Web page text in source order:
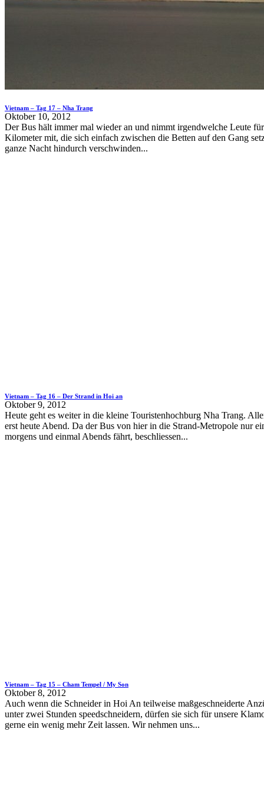
Vietnam – Tag 17 – Nha Trang
Oktober 10, 2012
Der Bus hält immer mal wieder an und nimmt irgendwelche Leute
Kilometer mit, die sich einfach zwischen die Betten auf den Gang
ganze Nacht hindurch verschwinden...
Vietnam – Tag 16 – Der Strand in Hoi an
Oktober 9, 2012
Heute geht es weiter in die kleine Touristenhochburg Nha Trang.
erst heute Abend. Da der Bus von hier in die Strand-Metropole nur
morgens und einmal Abends fährt, beschliessen...
Vietnam – Tag 15 – Cham Tempel / My Son
Oktober 8, 2012
Auch wenn die Schneider in Hoi An teilweise maßgeschneiderte
unter zwei Stunden speedschneidern, dürfen sie sich für unsere
gerne ein wenig mehr Zeit lassen. Wir nehmen uns...